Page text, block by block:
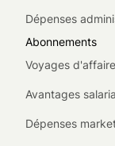
Dépenses
Abonnements
Voyages
Avantages
Dépenses